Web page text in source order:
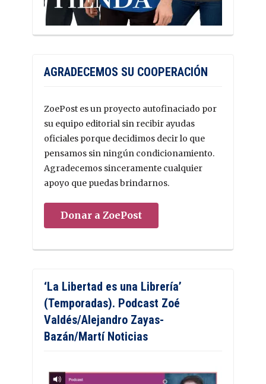
AGRADECEMOS SU COOPERACIÓN
ZoePost es un proyecto autofinaciado por
su equipo editorial sin recibir ayudas
oficiales porque decidimos decir lo que
pensamos sin ningún condicionamiento.
Agradecemos sinceramente cualquier
apoyo que puedas brindarnos.
Donar a ZoePost
‘La Libertad es una Librería’
(Temporadas). Podcast Zoé
Valdés/Alejandro Zayas-
Bazán/Martí Noticias